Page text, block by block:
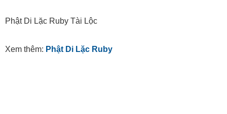
Phật Di Lặc Ruby Tài Lộc
Xem thêm: Phật Di Lặc Ruby